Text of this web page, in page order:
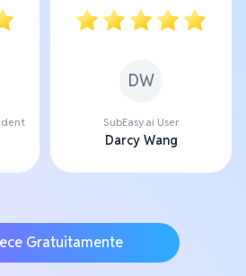
DW
SubEasy.ai User
Darcy Wang
Gratuitamente